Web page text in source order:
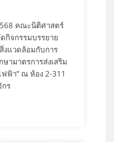
คณะนิติศาสตร์
กิจกรรมบรรยาย
งแวดล้อมกับการ
ามาตรการส่งเสริม
ฟ้า” ณ ห้อง 2-311
กร